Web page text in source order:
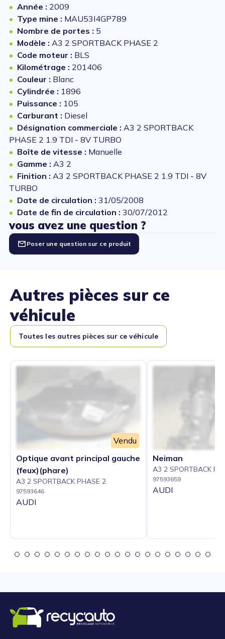
Année : 2009
Type mine : MAU53I4GP789
Nombre de portes : 5
Modèle : A3 2 SPORTBACK PHASE 2
Code moteur : BLS
Kilométrage : 201406
Couleur : Blanc
Cylindrée : 1896
Puissance : 105
Carburant : Diesel
Désignation commerciale : A3 2 SPORTBACK
PHASE 2 1.9 TDI - 8V TURBO
Boîte de vitesse : Manuelle
Gamme : A3 2
Finition : A3 2 SPORTBACK PHASE 2 1.9 TDI - 8V
TURBO
Date de circulation : 31/05/2008
Date de fin de circulation : 30/07/2012
vous avez une question ?
Poser une question sur ce produit
Autres pièces sur ce
véhicule
Toutes les autres pièces sur ce véhicule
Vendu
Optique avant principal gauche
(feux)(phare)
A3 2 SPORTBACK PHASE 2
97593646
AUDI
Neiman
A3 2 SPORTBACK
97593659
AUDI